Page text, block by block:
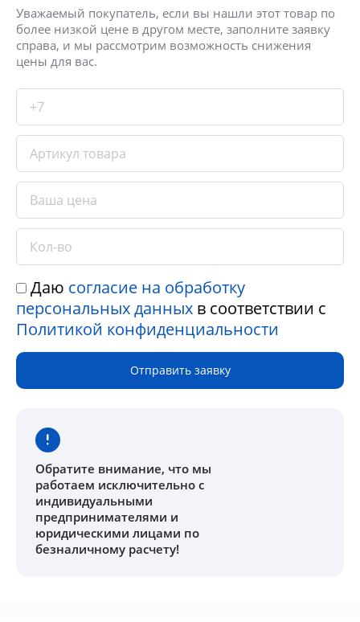
Уважаемый покупатель, если вы нашли этот товар по
более низкой цене в другом месте, заполните заявку
справа, и мы рассмотрим возможность снижения
цены для вас.
Даю согласие на обработку
персональных данных в соответствии с
Политикой конфиденциальности
Отправить заявку
Обратите внимание, что мы
работаем исключительно с
индивидуальными
предпринимателями и
юридическими лицами по
безналичному расчету!